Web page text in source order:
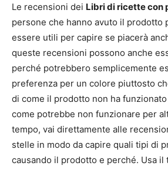
Le recensioni dei Libri di ricette con
persone che hanno avuto il prodotto
essere utili per capire se piacerà
queste recensioni possono anche
perché potrebbero semplicemente
preferenza per un colore piuttosto
di come il prodotto non ha
come potrebbe non funzionare per
tempo, vai direttamente alle
stelle in modo da capire quali tipi di
causando il prodotto e perché. Usa il